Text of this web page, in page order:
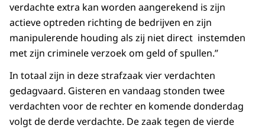
verdachte extra kan worden aangerekend is zijn
actieve optreden richting de bedrijven en zijn
manipulerende houding als zij niet direct instemden
met zijn criminele verzoek om geld of spullen.”
In totaal zijn in deze strafzaak vier verdachten
gedagvaard. Gisteren en vandaag stonden twee
verdachten voor de rechter en komende donderdag
volgt de derde verdachte. De zaak tegen de vierde